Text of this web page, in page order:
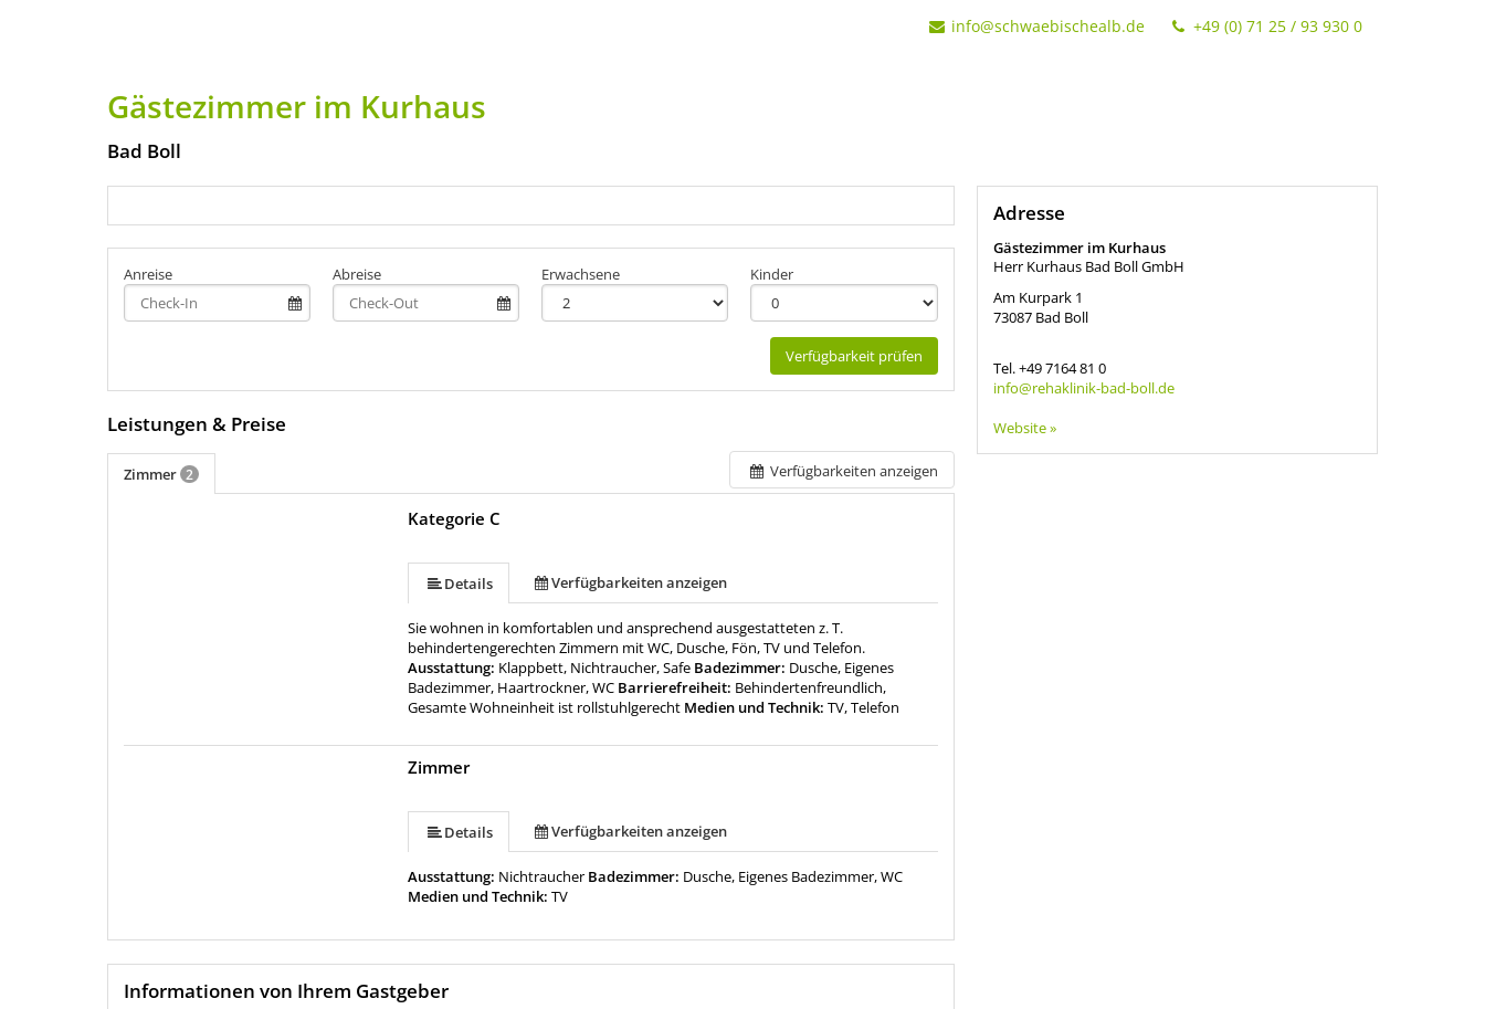
info@schwaebischealb.de +49 (0) 71 25 / 93 930 0
Gästezimmer im Kurhaus
Bad Boll
Anreise Abreise Erwachsene Kinder
Verfügbarkeit prüfen
Verfügbarkeiten anzeigen
Leistungen & Preise
Zimmer 2
Kategorie C
Details Verfügbarkeiten anzeigen
Sie wohnen in komfortablen und ansprechend ausgestatteten z. T.
behindertengerechten Zimmern mit WC, Dusche, Fön, TV und Telefon.
Ausstattung: Klappbett, Nichtraucher, Safe Badezimmer: Dusche, Eigenes
Badezimmer, Haartrockner, WC Barrierefreiheit: Behindertenfreundlich,
Gesamte Wohneinheit ist rollstuhlgerecht Medien und Technik:TV, Telefon
Zimmer
Details Verfügbarkeiten anzeigen
Ausstattung: Nichtraucher Badezimmer: Dusche, Eigenes Badezimmer, WC
Medien und Technik:TV
Informationen von Ihrem Gastgeber
Adresse
Gästezimmer im Kurhaus
Herr Kurhaus Bad Boll GmbH
Am Kurpark 1
73087 Bad Boll
Tel.+49 7164 81 0
info@rehaklinik-bad-boll.de
Website »